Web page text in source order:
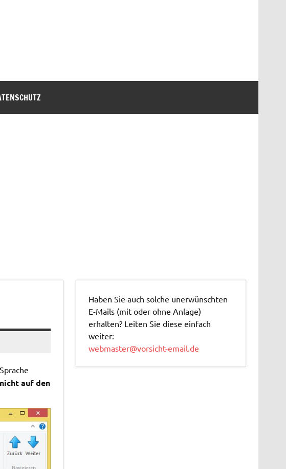
auf den
Haben Sie auch solche unerwünschten
E-Mails (mit oder ohne Anlage)
erhalten? Leiten Sie diese einfach
weiter:
webmaster@vorsicht-email.de